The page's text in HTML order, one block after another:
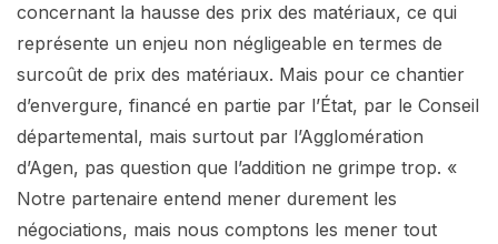
concernant la hausse des prix des matériaux, ce qui
représente un enjeu non négligeable en termes de
surcoût de prix des matériaux. Mais pour ce chantier
d’envergure, financé en partie par l’État, par le Conseil
départemental, mais surtout par l’Agglomération
d’Agen, pas question que l’addition ne grimpe trop. «
Notre partenaire entend mener durement les
négociations, mais nous comptons les mener tout